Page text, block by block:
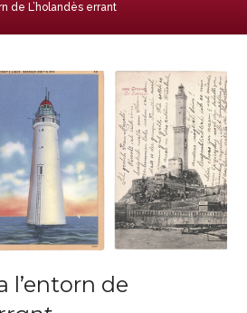
de L’holandès errant
l’entorn de